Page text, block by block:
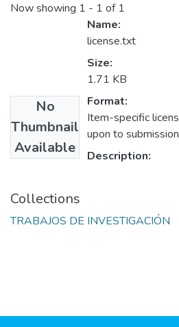
Now showing 1 - 1 of 1
No
Thumbnail
Available
Name:
license.txt
Size:
1.71 KB
Format:
Item-specific
upon to submission
Description:
Collections
TRABAJOS DE INVESTIGACIÓN